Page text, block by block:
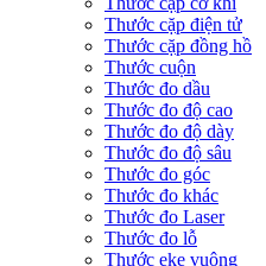
Thước cặp điện tử
Thước cặp đồng hồ
Thước cuộn
Thước đo dầu
Thước đo độ cao
Thước đo độ dày
Thước đo độ sâu
Thước đo góc
Thước đo khác
Thước đo Laser
Thước đo lỗ
Thước eke vuông